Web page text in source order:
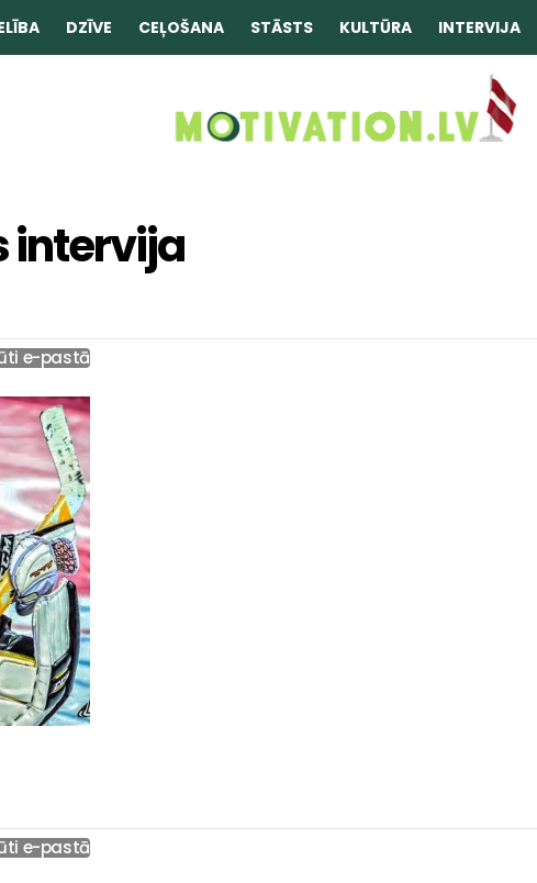
DZĪVE CEĻOŠANA STĀSTS KULTŪRA INTERVIJA
intervija
e-pastā
e-pastā